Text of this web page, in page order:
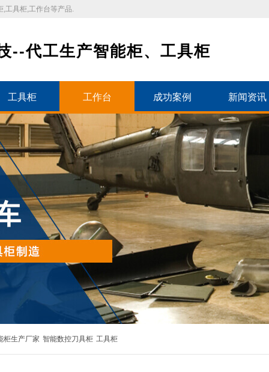
,工具柜,工作台等产品.
--代工生产智能柜、工具柜
工具柜 工作台 成功案例 新闻资讯
柜生产厂家 智能数控刀具柜 工具柜